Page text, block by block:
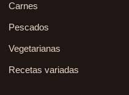
Carnes
Pescados
Vegetarianas
Recetas variadas